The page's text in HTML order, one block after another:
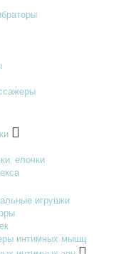
елочки
игрушки
интимных мышц